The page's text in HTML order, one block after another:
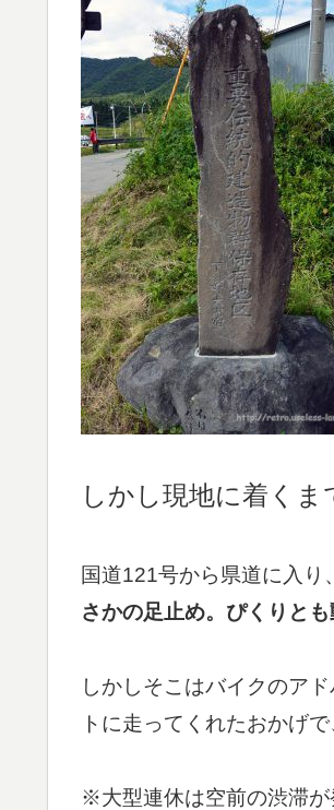
しかし現地に着くま
国道121号から県道に入
さかの足止め。ぴくりとも
しかしそこはバイクのア
トに走ってくれたおかげ
※大型連休は空前の渋滞が